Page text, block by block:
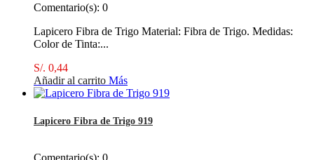
Comentario(s): 0
Lapicero Fibra de Trigo Material: Fibra de Trigo. Medidas:
Color de Tinta:...
S/. 0,44
Añadir al carrito Más
Lapicero Fibra de Trigo 919